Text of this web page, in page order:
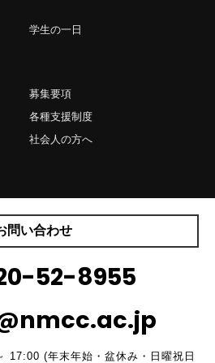
学生の一日
募集要項
各種支援制度
社会人の方へ
問い合わせ
52-8955
17:00 (年末年始・盆休み・日曜祝日